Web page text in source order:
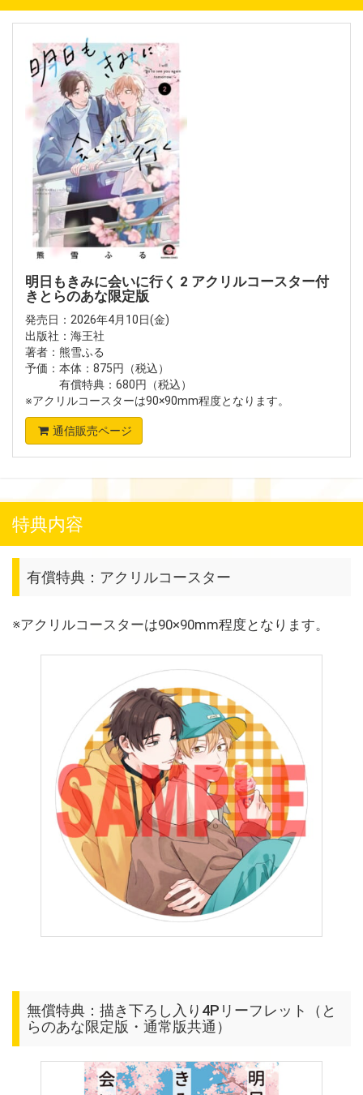
明日もきみに会いに行く 2 アクリルコースター付
きとらのあな限定版
発売日：2026年4月10日(金)
出版社：海王社
著者：熊雪ふる
予価：本体：875円（税込）
有償特典：680円（税込）
※アクリルコースターは90×90mm程度となります。
通信販売ページ
特典内容
有償特典：アクリルコースター
※アクリルコースターは90×90mm程度となります。
無償特典：描き下ろし入り4Pリーフレット（と
らのあな限定版・通常版共通）